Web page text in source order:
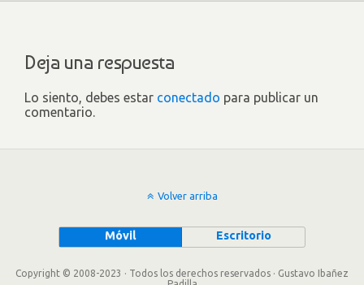
Deja una respuesta
Lo siento, debes estar conectado para publicar un
comentario.
Volver arriba
Móvil Escritorio
Copyright © 2008-2023 · Todos los derechos reservados · Gustavo Ibañez